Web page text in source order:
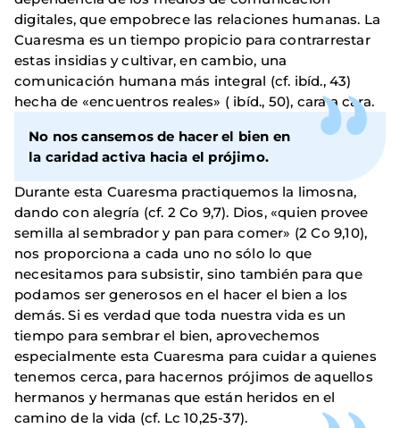
digitales, que empobrece las relaciones humanas. La
Cuaresma es un tiempo propicio para contrarrestar
estas insidias y cultivar, en cambio, una
comunicación humana más integral (cf. ibíd., 43)
hecha de «encuentros reales» ( ibíd., 50), cara a cara.
No nos cansemos de hacer el bien en
la caridad activa hacia el prójimo.
Durante esta Cuaresma practiquemos la limosna,
dando con alegría (cf. 2 Co 9,7). Dios, «quien provee
semilla al sembrador y pan para comer» (2 Co 9,10),
nos proporciona a cada uno no sólo lo que
necesitamos para subsistir, sino también para que
podamos ser generosos en el hacer el bien a los
demás. Si es verdad que toda nuestra vida es un
tiempo para sembrar el bien, aprovechemos
especialmente esta Cuaresma para cuidar a quienes
tenemos cerca, para hacernos prójimos de aquellos
hermanos y hermanas que están heridos en el
camino de la vida (cf. Lc 10,25-37).